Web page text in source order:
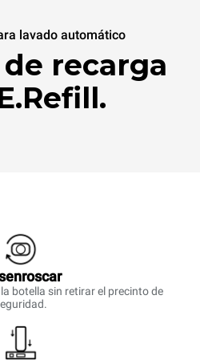
lavado automático
recarga
botella sin retirar el precinto de